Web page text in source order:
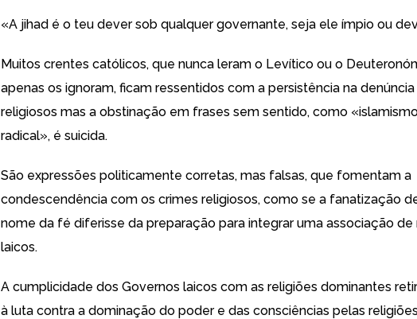
«A jihad é o teu dever sob qualquer governante, seja ele ímpio ou
Muitos crentes católicos, que nunca leram o Levítico ou o
apenas os ignoram, ficam ressentidos com a persistência na
religiosos mas a obstinação em frases sem sentido, como
radical», é suicida.
São expressões politicamente corretas, mas falsas, que fomentam a
condescendência com os crimes religiosos, como se a fanatização
nome da fé diferisse da preparação para integrar uma associação
laicos.
A cumplicidade dos Governos laicos com as religiões dominantes
à luta contra a dominação do poder e das consciências pelas